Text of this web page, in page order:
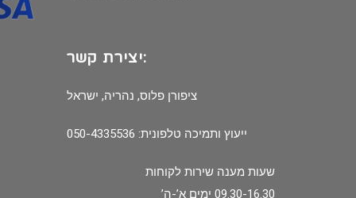
יצירת קשר:
ציפורן פלוס, נהריה, ישראל
ייעוץ ותמיכה טלפונית: 050-4335536
שעות מענה שירות לקוחות
09.30-16.30 ימים א’-ה’